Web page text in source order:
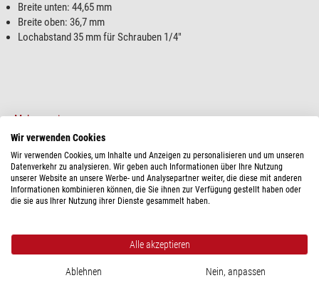
Breite unten: 44,65 mm
Breite oben: 36,7 mm
Lochabstand 35 mm für Schrauben 1/4"
Mehr anzeigen...
TECHNISCHE DATEN
Hersteller:
Berlebach Stativtechnik, Chemnitzer Straße 2, 09619 Mulda, DE,
http://www.berlebach.de
Wir verwenden Cookies
Wir verwenden Cookies, um Inhalte und Anzeigen zu personalisieren und um unseren
Datenverkehr zu analysieren. Wir geben auch Informationen über Ihre Nutzung
unserer Website an unsere Werbe- und Analysepartner weiter, die diese mit anderen
Informationen kombinieren können, die Sie ihnen zur Verfügung gestellt haben oder
die sie aus Ihrer Nutzung ihrer Dienste gesammelt haben.
Alle akzeptieren
Ablehnen Nein, anpassen